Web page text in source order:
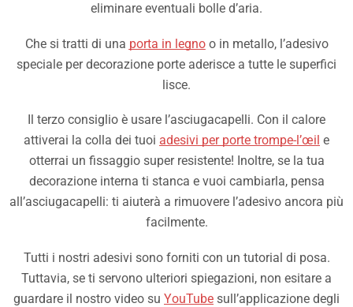
eliminare eventuali bolle d’aria.
Che si tratti di una porta in legnoo in metallo, l’adesivo
speciale per decorazione porte aderisce a tutte le superfici
lisce.
Il terzo consiglio è usare l’asciugacapelli. Con il calore
attiverai la colla dei tuoi adesivi per porte trompe-l’œil e
otterrai un fissaggio super resistente! Inoltre, se la tua
decorazione interna ti stanca e vuoi cambiarla, pensa
all’asciugacapelli: ti aiuterà a rimuovere l’adesivo ancora più
facilmente.
Tutti i nostri adesivi sono forniti con un tutorial di posa.
Tuttavia, se ti servono ulteriori spiegazioni, non esitare a
guardare il nostro video su YouTube sull’applicazione degli